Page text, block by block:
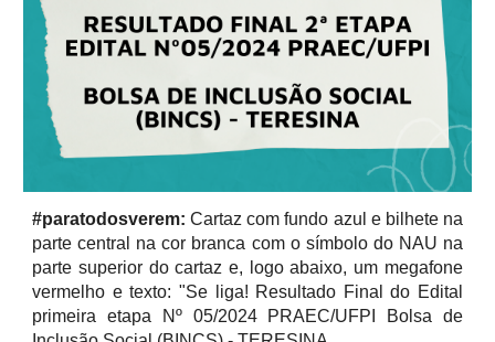
#paratodosverem:Cartaz com fundo azul e bilhete na
parte central na cor branca com o símbolo do NAU na
parte superior do cartaz e, logo abaixo, um megafone
vermelho e texto: "Se liga! Resultado Final do Edital
primeira etapa Nº 05/2024 PRAEC/UFPI Bolsa de